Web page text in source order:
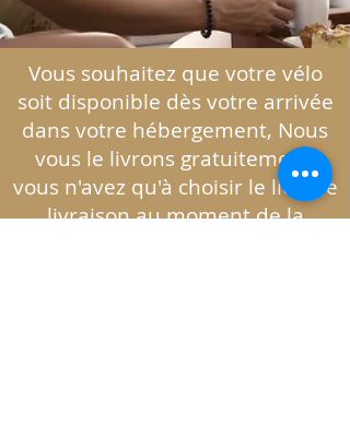
Vous souhaitez que votre vélo
soit disponible dès votre arrivée
dans votre hébergement, Nous
vous le livrons gratuitement,
vous n'avez qu'à choisir le lieu de
livraison au moment de la